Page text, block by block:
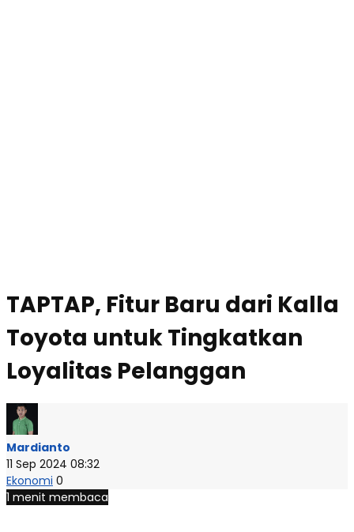
TAPTAP, Fitur Baru dari Kalla
Toyota untuk Tingkatkan
Loyalitas Pelanggan
Mardianto
11 Sep 2024 08:32
Ekonomi 0
1 menit membaca